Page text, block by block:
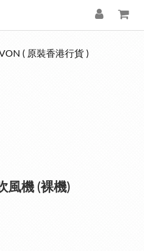
( 原裝香港行貨 )
風機 (裸機)